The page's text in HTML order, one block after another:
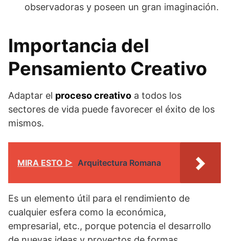
observadoras y poseen un gran imaginación.
Importancia del
Pensamiento Creativo
Adaptar el proceso creativo a todos los
sectores de vida puede favorecer el éxito de los
mismos.
MIRA ESTO ▷ Arquitectura Romana
Es un elemento útil para el rendimiento de
cualquier esfera como la económica,
empresarial, etc., porque potencia el desarrollo